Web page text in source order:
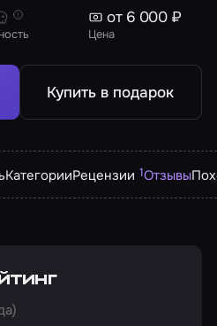
Цена
от 6 000 ₽
Купить в подарок
КатегорииРецензии 1Отзывы